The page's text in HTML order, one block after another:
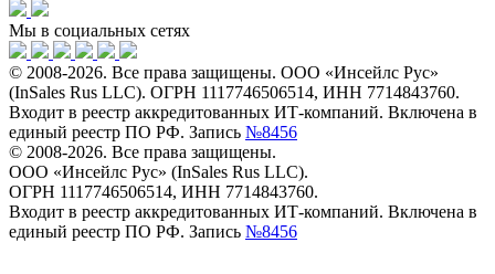
Мы в социальных сетях
© 2008-2026. Все права защищены. ООО «Инсейлс Рус»
(InSales Rus LLC). ОГРН 1117746506514, ИНН 7714843760.
Входит в реестр аккредитованных ИТ-компаний. Включена в
единый реестр ПО РФ. Запись №8456
© 2008-2026. Все права защищены.
ООО «Инсейлс Рус» (InSales Rus LLC).
ОГРН 1117746506514, ИНН 7714843760.
Входит в реестр аккредитованных ИТ-компаний. Включена в
единый реестр ПО РФ. Запись №8456